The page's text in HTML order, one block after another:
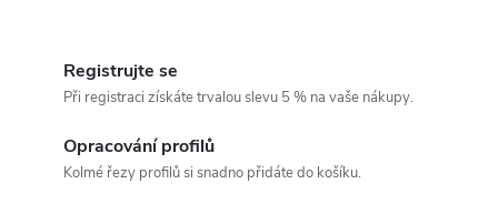
Registrujte se
Při registraci získáte trvalou slevu 5 % na vaše nákupy.
Opracování profilů
Kolmé řezy profilů si snadno přidáte do košíku.